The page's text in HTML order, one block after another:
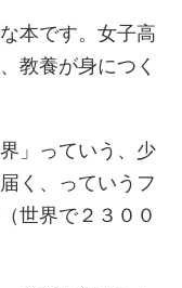
本です。女子高
教養が身につく
」っていう、少
く、っていうフ
世界で２３００